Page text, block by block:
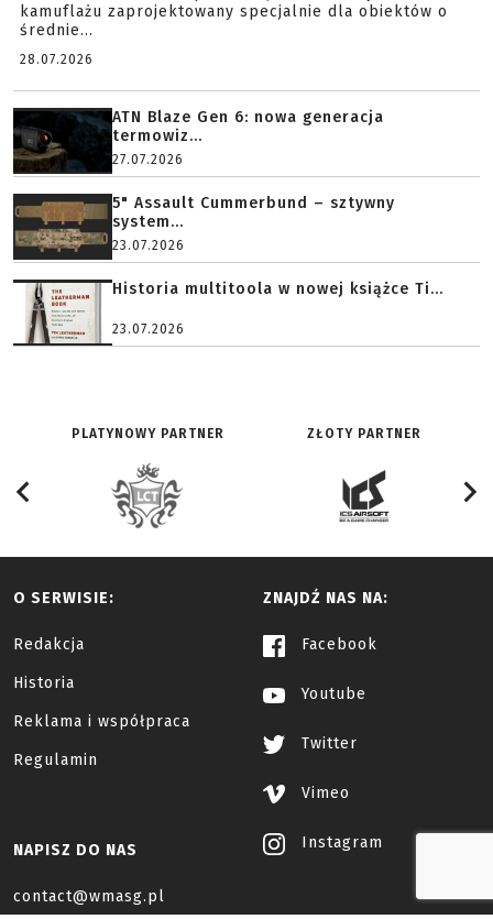
kamuflażu zaprojektowany specjalnie dla obiektów o
średnie...
28.07.2026
ATN Blaze Gen 6: nowa generacja
termowiz...
27.07.2026
5" Assault Cummerbund – sztywny
system...
23.07.2026
Historia multitoola w nowej książce Ti...
23.07.2026
PLATYNOWY PARTNER ZŁOTY PARTNER
O SERWISIE:
Redakcja
Historia
Reklama i współpraca
Regulamin
ZNAJDŹ NAS NA:
Facebook
Youtube
Twitter
Vimeo
Instagram
NAPISZ DO NAS
contact@wmasg.pl